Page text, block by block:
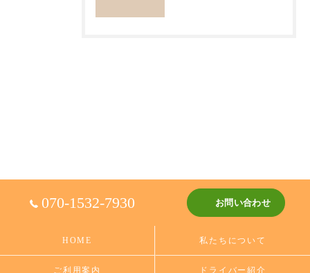
070-1532-7930 お問い合わせ
HOME 私たちについて
ご利用案内 ドライバー紹介